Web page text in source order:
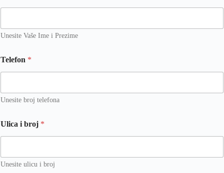
Unesite Vaše Ime i Prezime
Telefon *
Unesite broj telefona
Ulica i broj *
Unesite ulicu i broj